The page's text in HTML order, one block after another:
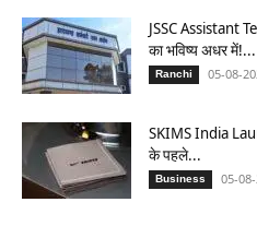
JSSC Assistant
का भविष्य अधर में!...
Ranchi 05-08-
SKIMS India
के पहले...
Business 05-